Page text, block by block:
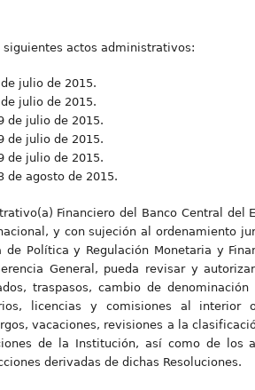
actos administrativos:
julio de 2015.
julio de 2015.
de julio de 2015.
de julio de 2015.
de julio de 2015.
de agosto de 2015.
Financiero del Banco Central del
y con sujeción al ordenamiento
Política y Regulación Monetaria y
General, pueda revisar y
traspasos, cambio de
licencias y comisiones al
vacaciones, revisiones a la
de la Institución, así como de los
derivadas de dichas Resoluciones.